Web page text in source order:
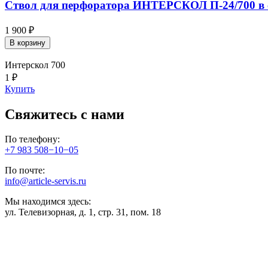
Ствол для перфоратора ИНТЕРСКОЛ П-24/700 в
1 900 ₽
В корзину
Интерскол 700
1 ₽
Купить
Свяжитесь с нами
По телефону:
+7 983 508−10−05
По почте:
info@article-servis.ru
Мы находимся здесь:
ул. Телевизорная, д. 1, стр. 31, пом. 18